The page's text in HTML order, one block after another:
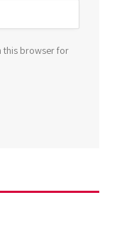
this browser for